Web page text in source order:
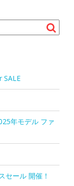
SALE
年モデル ファ
セール 開催！